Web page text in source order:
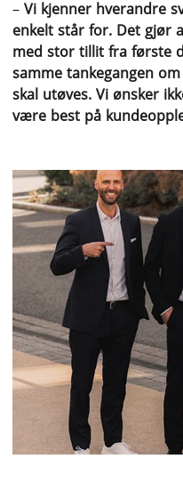
– Vi kjenner hverandre
enkelt står for. Det gjør
med stor tillit fra første
samme tankegangen
skal utøves. Vi ønsker
være best på